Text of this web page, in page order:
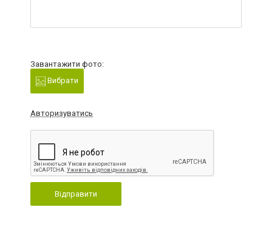
Завантажити фото:
Вибрати
Авторизуватись
Відправити